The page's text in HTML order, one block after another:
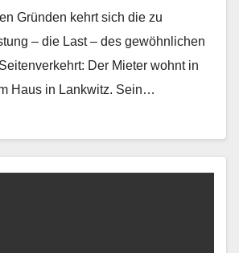
Gründen kehrt sich die zu
– die Last – des gewöhnlichen
Der Mieter wohnt in
Haus in Lankwitz. Sein…